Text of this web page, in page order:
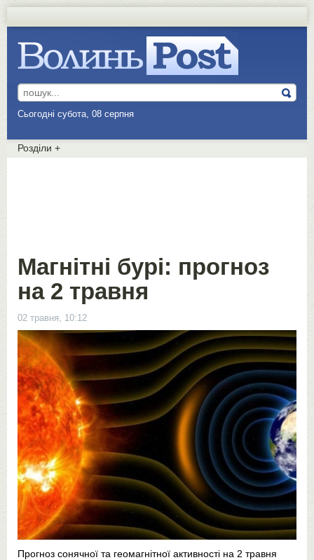
Сьогодні субота, 08 серпня
Розділи +
Магнітні бурі: прогноз
на 2 травня
02 травня, 10:12
Прогноз сонячної та геомагнітної активності на 2 травня